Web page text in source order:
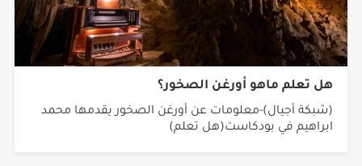
هل تعلم ماهو أورغن الصخور؟
(شبكة أجيال)-معلومات عن أورغن الصخور يقدمها محمد
ابراهيم في بودكاست(هل تعلم)